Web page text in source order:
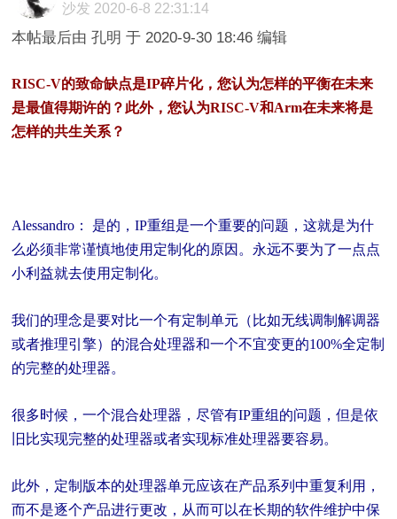
沙发 2020-6-8 22:31:14
本帖最后由 孔明 于 2020-9-30 18:46 编辑
RISC-V的致命缺点是IP碎片化，您认为怎样的平衡在未来
是最值得期许的？此外，您认为RISC-V和Arm在未来将是
怎样的共生关系？
Alessandro： 是的，IP重组是一个重要的问题，这就是为什
么必须非常谨慎地使用定制化的原因。永远不要为了一点点
小利益就去使用定制化。
我们的理念是要对比一个有定制单元（比如无线调制解调器
或者推理引擎）的混合处理器和一个不宜变更的100%全定制
的完整的处理器。
很多时候，一个混合处理器，尽管有IP重组的问题，但是依
旧比实现完整的处理器或者实现标准处理器要容易。
此外，定制版本的处理器单元应该在产品系列中重复利用，
而不是逐个产品进行更改，从而可以在长期的软件维护中保